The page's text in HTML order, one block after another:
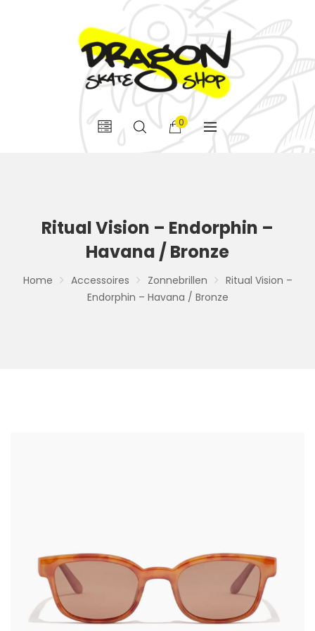
0
Ritual Vision – Endorphin –
Havana / Bronze
Home Accessoires Zonnebrillen
Ritual Vision –
Endorphin – Havana / Bronze